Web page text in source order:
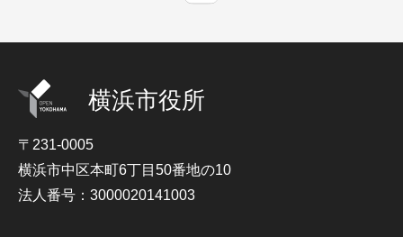
横浜市役所
〒231-0005
横浜市中区本町6丁目50番地の10
法人番号：3000020141003